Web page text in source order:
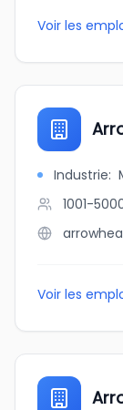
Voir les
Industrie:
1001-
Voir les